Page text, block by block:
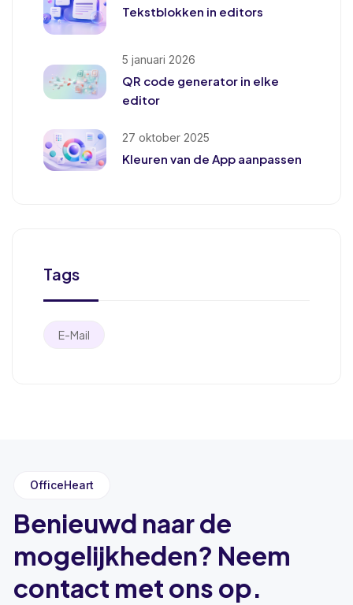
Tekstblokken in editors
5 januari 2026
QR code generator in elke
editor
27 oktober 2025
Kleuren van de App aanpassen
Tags
E-Mail
OfficeHeart
Benieuwd naar de
mogelijkheden? Neem
contact met ons op.